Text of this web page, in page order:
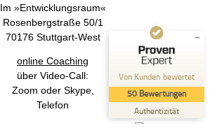
Im »Entwicklungsraum«
Rosenbergstraße 50/1
70176 Stuttgart-West
online Coaching
über Video-Call:
Zoom oder Skype,
Telefon
Von Kunden bewertet
50 Bewertungen
Authentizität
4,96
/
5,00
Bewertungen auf ProvenExpert.com
Blick aufs ProvenExpert-Profil werfen
08.06.2026